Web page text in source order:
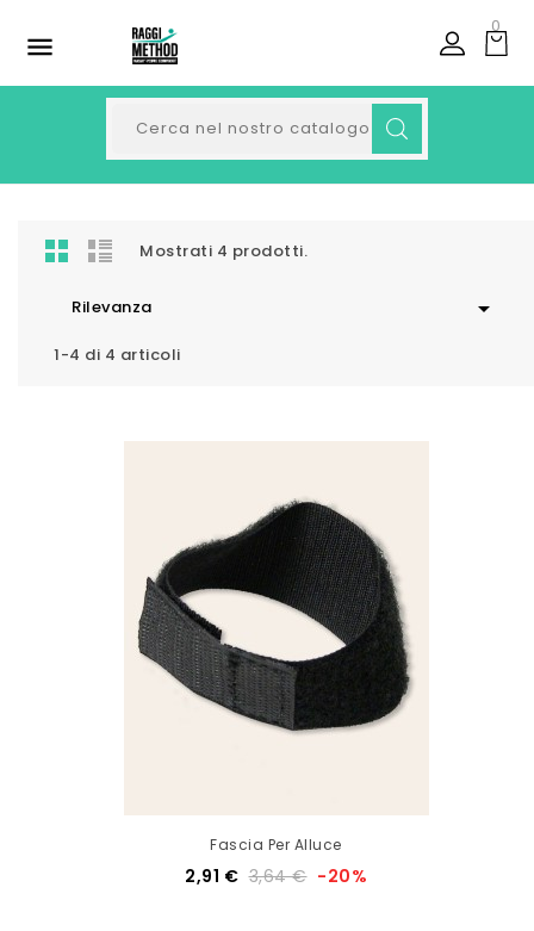

0
Mostrati 4 prodotti.
Rilevanza 
1-4 di 4 articoli
Fascia Per Alluce
2,91 € 3,64 € -20%